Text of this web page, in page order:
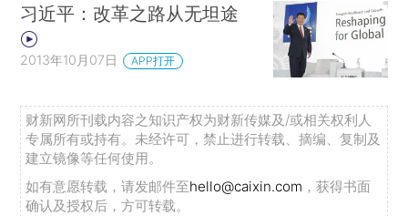
习近平：改革之路从无坦途
2013年10月07日 APP打开
财新网所刊载内容之知识产权为财新传媒及/或相关权利人
专属所有或持有。未经许可，禁止进行转载、摘编、复制及
建立镜像等任何使用。
如有意愿转载，请发邮件至hello@caixin.com ，获得书面
确认及授权后，方可转载。